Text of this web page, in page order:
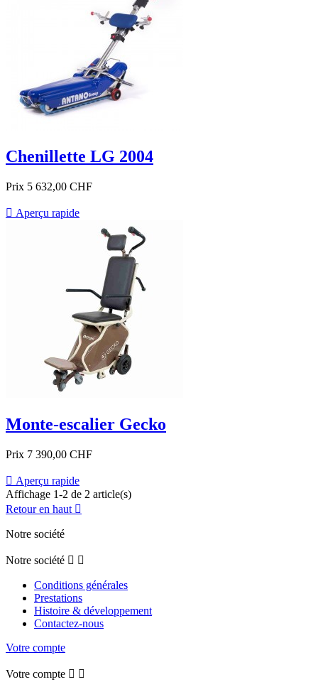
Chenillette LG 2004
Prix 5 632,00 CHF
 Aperçu rapide
Monte-escalier Gecko
Prix 7 390,00 CHF
 Aperçu rapide
Affichage 1-2 de 2 article(s)
Retour en haut 
Notre société
Notre société  
Conditions générales
Prestations
Histoire & développement
Contactez-nous
Votre compte
Votre compte  